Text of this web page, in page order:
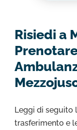
Risiedi a
Leggi di seguito
trasferimento e